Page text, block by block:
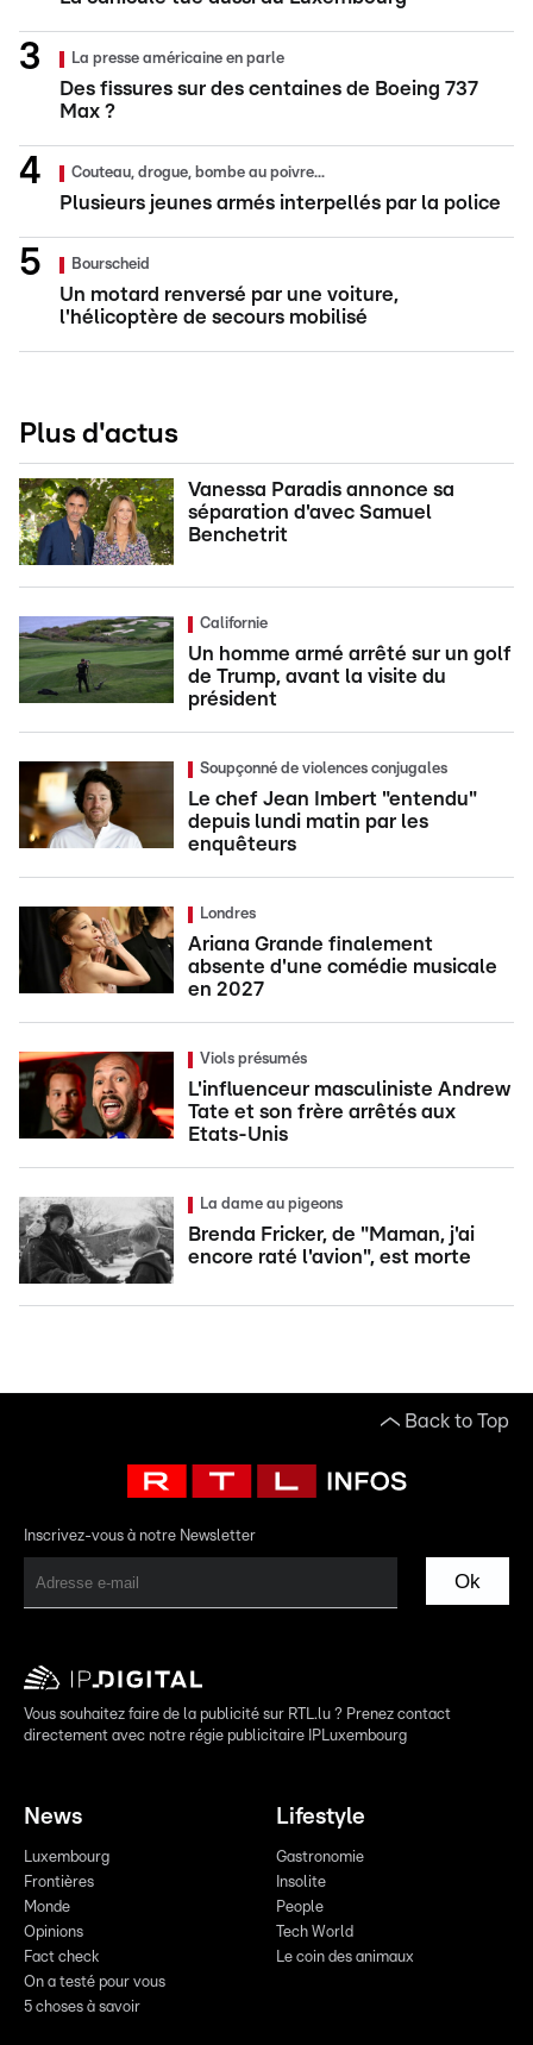
La presse américaine en parle
Des fissures sur des centaines de Boeing 737
Max ?
Couteau, drogue, bombe au poivre...
Plusieurs jeunes armés interpellés par la police
Bourscheid
Un motard renversé par une voiture,
l'hélicoptère de secours mobilisé
Plus d'actus
Vanessa Paradis annonce sa
séparation d'avec Samuel
Benchetrit
Californie
Un homme armé arrêté sur un golf
de Trump, avant la visite du
président
Soupçonné de violences conjugales
Le chef Jean Imbert "entendu"
depuis lundi matin par les
enquêteurs
Londres
Ariana Grande finalement
absente d'une comédie musicale
en 2027
Viols présumés
L'influenceur masculiniste Andrew
Tate et son frère arrêtés aux
Etats-Unis
La dame au pigeons
Brenda Fricker, de "Maman, j'ai
encore raté l'avion", est morte
Back to Top
Inscrivez-vous à notre Newsletter
Ok
Vous souhaitez faire de la publicité sur RTL.lu ? Prenez contact
directement avec notre régie publicitaire IPLuxembourg
News
Luxembourg
Frontières
Monde
Opinions
Fact check
On a testé pour vous
5 choses à savoir
Lifestyle
Gastronomie
Insolite
People
Tech World
Le coin des animaux